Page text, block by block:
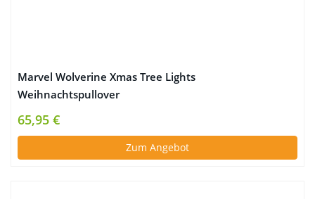
Marvel Wolverine Xmas Tree Lights
Weihnachtspullover
65,95 €
Zum Angebot